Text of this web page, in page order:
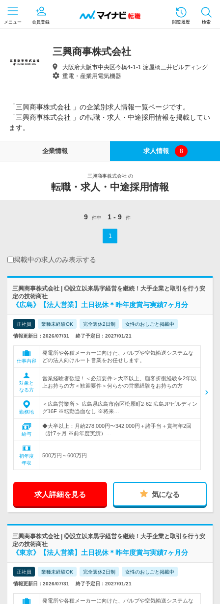
メニュー 会員登録 閲覧履歴 検索
三興商事株式会社
大阪府大阪市中央区今橋4-1-1 淀屋橋三井ビルディング
重電・産業用電気機器
「三興商事株式会社 」の企業別求人情報一覧ページです。
「三興商事株式会社 」の転職・求人・中途採用情報を掲載してい
ます。
企業情報 求人情報 8
三興商事株式会社 の
転職・求人・中途採用情報
9 件中 1 - 9 件
1
掲載中の求人のみ表示する
三興商事株式会社 | ◎設立以来黒字経営を継続！大手企業と取引を行う安
定の技術商社
《広島》【法人営業】土日祝休＊昨年度賞与実績7ヶ月分
正社員 業種未経験OK 完全週休2日制 女性のおしごと掲載中
情報更新日：2026/07/31 終了予定日：2027/01/21
仕事内容
発電所や各種メーカーに向けた、バルブや空気輸送システムな
どの法人向けルート営業をお任せします。
対象と
なる方
営業経験者歓迎！＜必須要件＞大卒以上、顧客折衝経験を2年以
上お持ちの方＜歓迎要件＞何らかの営業経験をお持ちの方
勤務地
＜広島営業所＞ 広島県広島市南区松原町2-62 広島JPビルディン
グ16F ※転勤当面なし ※将来…
給与
◆大卒以上：月給278,000円〜342,000円＋諸手当＋賞与年2回
（計7ヶ月 ※前年度実績）…
初年度
年収
500万円～600万円
求人詳細を見る 気になる
三興商事株式会社 | ◎設立以来黒字経営を継続！大手企業と取引を行う安
定の技術商社
《東京》【法人営業】土日祝休＊昨年度賞与実績7ヶ月分
正社員 業種未経験OK 完全週休2日制 女性のおしごと掲載中
情報更新日：2026/07/31 終了予定日：2027/01/21
発電所や各種メーカーに向けた、バルブや空気輸送システムな